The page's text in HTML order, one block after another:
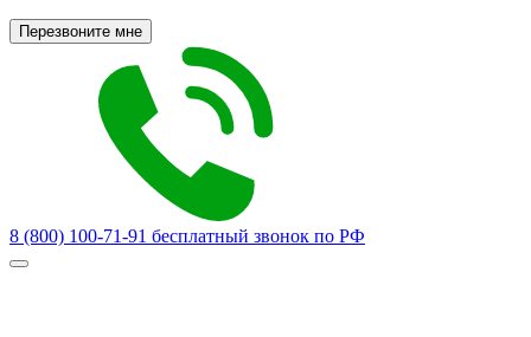
Перезвоните мне
8 (800) 100-71-91 бесплатный звонок по РФ